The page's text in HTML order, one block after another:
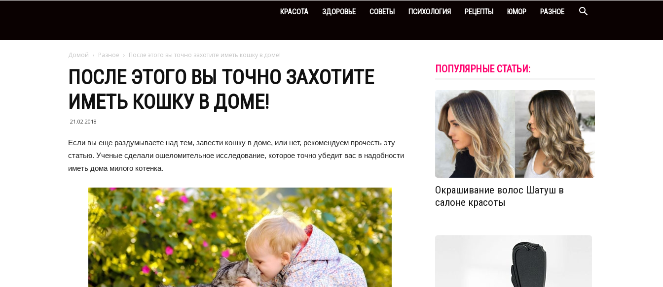
КРАСОТА ЗДОРОВЬЕ СОВЕТЫ ПСИХОЛОГИЯ РЕЦЕПТЫ ЮМОР РАЗНОЕ
Домой Разное После этого вы точно захотите иметь кошку в доме!
ПОСЛЕ ЭТОГО ВЫ ТОЧНО ЗАХОТИТЕ
ИМЕТЬ КОШКУ В ДОМЕ!
21.02.2018
Если вы еще раздумываете над тем, завести кошку в доме, или нет, рекомендуем прочесть эту
статью. Ученые сделали ошеломительное исследование, которое точно убедит вас в надобности
иметь дома милого котенка.
ПОПУЛЯРНЫЕ СТАТЬИ:
Окрашивание волос Шатуш в
салоне красоты